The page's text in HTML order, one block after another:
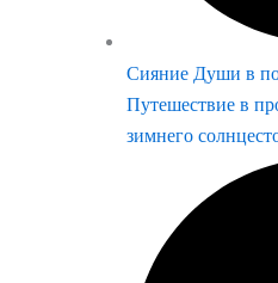
Сияние Души в
Путешествие в
зимнего